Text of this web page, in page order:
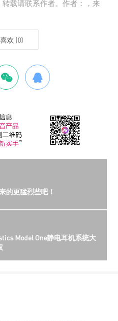
载请联系作者。作者：，来
喜欢 (0)
的更猛烈些吧！
Model One静电耳机系统大